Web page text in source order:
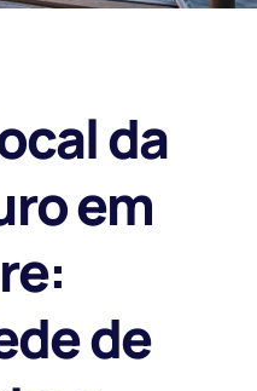
da
em
de